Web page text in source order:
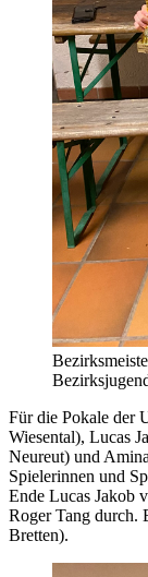
Für die Pokale der
Wiesental), Lucas
Neureut) und
Spielerinnen und
Ende Lucas Jakob
Roger Tang durch.
Bretten).